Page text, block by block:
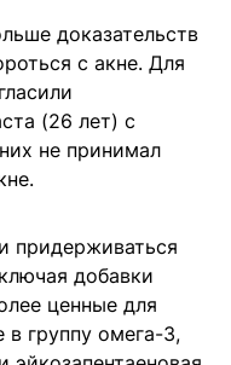
доказательств
с акне. Для
(26 лет) с
не принимал
придерживаться
добавки
ценные для
группу омега-3,